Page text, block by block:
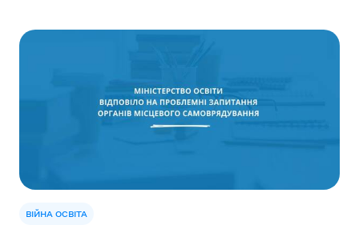
ВІЙНА ОСВІТА